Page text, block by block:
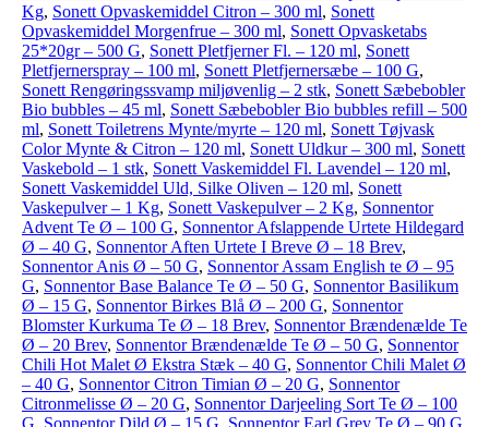
Kg, Sonett Opvaskemiddel Citron – 300 ml, Sonett
Opvaskemiddel Morgenfrue – 300 ml, Sonett Opvasketabs
25*20gr – 500 G, Sonett Pletfjerner Fl. – 120 ml, Sonett
Pletfjernerspray – 100 ml, Sonett Pletfjernersæbe – 100 G,
Sonett Rengøringssvamp miljøvenlig – 2 stk, Sonett Sæbebobler
Bio bubbles – 45 ml, Sonett Sæbebobler Bio bubbles refill – 500
ml, Sonett Toiletrens Mynte/myrte – 120 ml, Sonett Tøjvask
Color Mynte & Citron – 120 ml, Sonett Uldkur – 300 ml, Sonett
Vaskebold – 1 stk, Sonett Vaskemiddel Fl. Lavendel – 120 ml,
Sonett Vaskemiddel Uld, Silke Oliven – 120 ml, Sonett
Vaskepulver – 1 Kg, Sonett Vaskepulver – 2 Kg, Sonnentor
Advent Te Ø – 100 G, Sonnentor Afslappende Urtete Hildegard
Ø – 40 G, Sonnentor Aften Urtete I Breve Ø – 18 Brev,
Sonnentor Anis Ø – 50 G, Sonnentor Assam English te Ø – 95
G, Sonnentor Base Balance Te Ø – 50 G, Sonnentor Basilikum
Ø – 15 G, Sonnentor Birkes Blå Ø – 200 G, Sonnentor
Blomster Kurkuma Te Ø – 18 Brev, Sonnentor Brændenælde Te
Ø – 20 Brev, Sonnentor Brændenælde Te Ø – 50 G, Sonnentor
Chili Hot Malet Ø Ekstra Stæk – 40 G, Sonnentor Chili Malet Ø
– 40 G, Sonnentor Citron Timian Ø – 20 G, Sonnentor
Citronmelisse Ø – 20 G, Sonnentor Darjeeling Sort Te Ø – 100
G, Sonnentor Dild Ø – 15 G, Sonnentor Earl Grey Te Ø – 90 G,